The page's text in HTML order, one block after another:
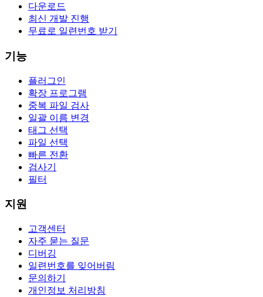
다운로드
최신 개발 진행
무료로 일련번호 받기
기능
플러그인
확장 프로그램
중복 파일 검사
일괄 이름 변경
태그 선택
파일 선택
빠른 전환
검사기
필터
지원
고객센터
자주 묻는 질문
디버깅
일련번호를 잊어버림
문의하기
개인정보 처리방침